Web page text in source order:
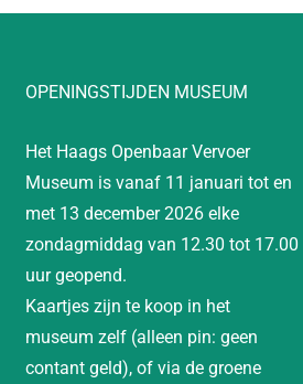
OPENINGSTIJDEN MUSEUM
Het Haags Openbaar Vervoer
Museum is vanaf 11 januari tot en
met 13 december 2026 elke
zondagmiddag van 12.30 tot 17.00
uur geopend.
Kaartjes zijn te koop in het
museum zelf (alleen pin: geen
contant geld), of via de groene